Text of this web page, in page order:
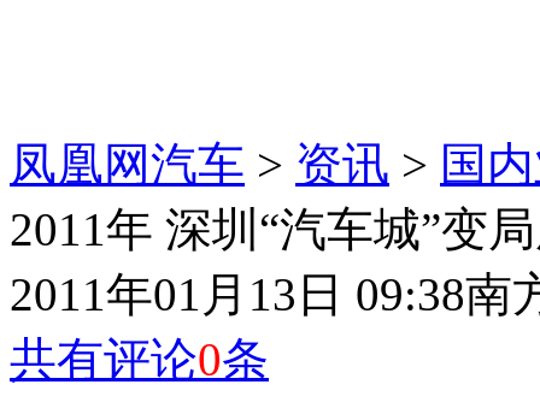
凤凰网汽车 > 资讯 > 国
2011年 深圳“汽车城”变
2011年01月13日 09:38南
共有评论0条